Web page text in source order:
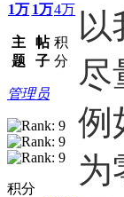
1万
主
题
1万
帖
子
4万
积
分
管理员
积分
以
尽
例
为